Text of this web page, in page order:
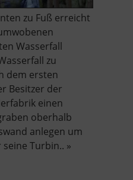
zu Fuß erreicht
Wasserfall
zu
dem ersten
Besitzer der
einen
oberhalb
anlegen um
Turbin.. »